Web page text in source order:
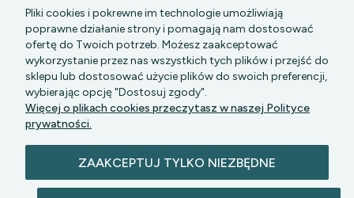
PGK MAZOWSZE SP Z O.O.|| Bartycka 24-210B,
00-716 WARSZAWA, woj. mazowieckie || NIP:
Pliki cookies i pokrewne im technologie umożliwiają
poprawne działanie strony i pomagają nam dostosować
ofertę do Twoich potrzeb. Możesz zaakceptować
wykorzystanie przez nas wszystkich tych plików i przejść do
sklepu lub dostosować użycie plików do swoich preferencji,
wybierając opcję "Dostosuj zgody".
Więcej o plikach cookies przeczytasz w naszej Polityce
prywatności.
ZAAKCEPTUJ TYLKO NIEZBĘDNE